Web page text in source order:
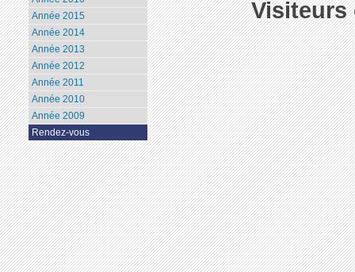
Année 2015
Année 2014
Année 2013
Année 2012
Année 2011
Année 2010
Année 2009
Rendez-vous